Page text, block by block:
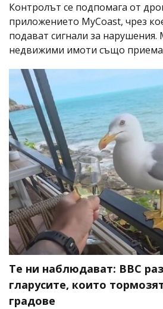
Контролът се подпомага от
приложението MyCoast, чрез
подават сигнали за нарушения.
недвижими имоти също
Те ни наблюдават: BBC
гларусите, които
градове